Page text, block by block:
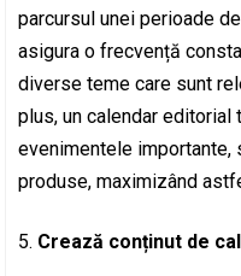
parcursul unei perioade
asigura o frecvență
diverse teme care sunt
plus, un calendar
evenimentele
produse, maximizând
Crează conținut de